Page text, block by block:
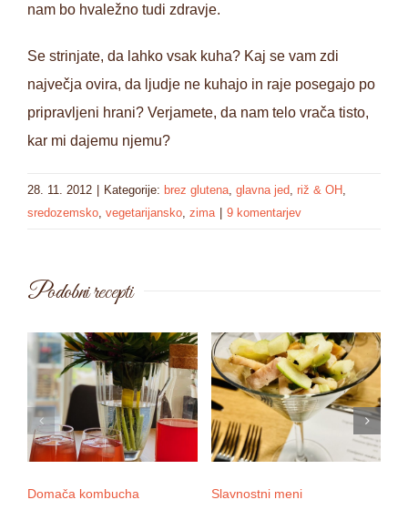
nam bo hvaležno tudi zdravje.
Se strinjate, da lahko vsak kuha? Kaj se vam zdi
največja ovira, da ljudje ne kuhajo in raje posegajo po
pripravljeni hrani? Verjamete, da nam telo vrača tisto,
kar mi dajemu njemu?
28. 11. 2012 | Kategorije: brez glutena glavna jed riž & OH
sredozemsko vegetarijansko zima | 9 komentarjev
Podobni recepti
Domača kombucha Slavnostni meni